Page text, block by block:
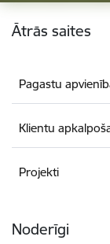
Kājene
Ātrās saites
Pagastu
Klientu
Projekti
Noderīgi